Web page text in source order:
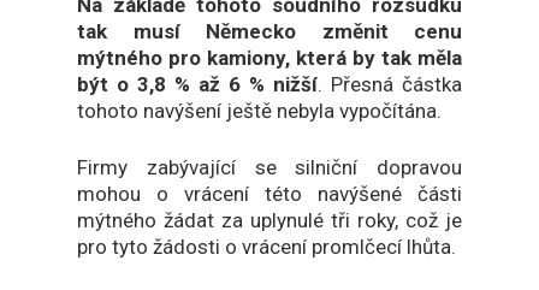
tak musí Německo změnit cenu
mýtného pro kamiony, která by tak měla
být o 3,8 % až 6 % nižší. Přesná částka
tohoto navýšení ještě nebyla vypočítána.
Firmy zabývající se silniční dopravou
mohou o vrácení této navýšené části
mýtného žádat za uplynulé tři roky, což je
pro tyto žádosti o vrácení promlčecí lhůta.